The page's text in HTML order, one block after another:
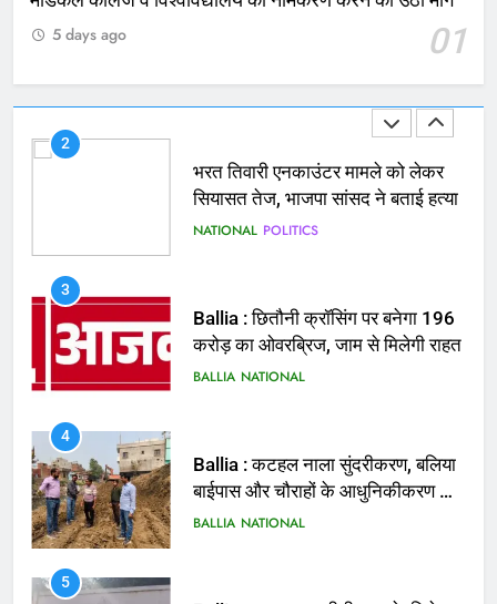
01
5 days ago
2
भरत तिवारी एनकाउंटर मामले को लेकर
सियासत तेज, भाजपा सांसद ने बताई हत्या
Ballia : छितौनी क्रॉसिंग पर बनेगा 196
करोड़ का ओवरब्रिज, जाम से मिलेगी राहत
4
Ballia : कटहल नाला सुंदरीकरण, बलिया
बाईपास और चौराहों के आधुनिकीकरण की
5
Ballia : मरम्मत व नवीनीकरण के लिये
पीडब्ल्यूडी के दोनों खंडों को मिलेगा 26